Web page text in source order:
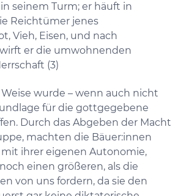
seinem Turm; er häuft in
Reichtümer jenes
Vieh, Eisen, und nach
er die umwohnenden
(3)
wurde – wenn auch nicht
für die gottgegebene
Durch das Abgeben der Macht
machten die Bäuer:innen
ihrer eigenen Autonomie,
einen größeren, als die
von uns fordern, da sie den